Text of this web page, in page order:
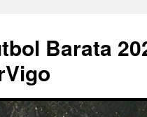
Barata